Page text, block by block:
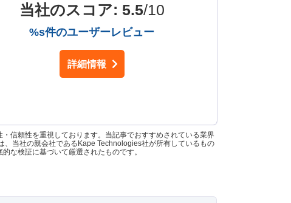
当社のスコア: 5.5/10
%s件のユーザーレビュー
詳細情報
信頼性を重視しております。当記事でおすすめされている業界
当社の親会社であるKape Technologies社が所有しているもの
な検証に基づいて厳選されたものです。